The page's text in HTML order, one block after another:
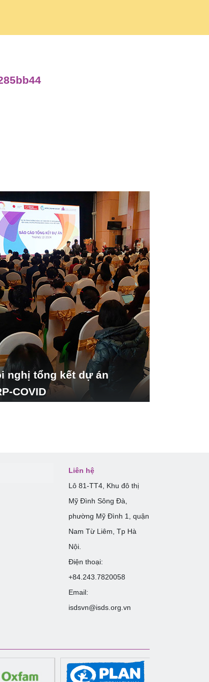
nghị tổng kết dự án
COVID
Liên hệ
Lô 81-TT4, Khu đô thị
Mỹ Đình Sông Đà,
phường Mỹ Đình 1, quận
Nam Từ Liêm, Tp Hà
Nội.
Điện thoại:
+84.243.7820058
Email:
isdsvn@isds.org.vn